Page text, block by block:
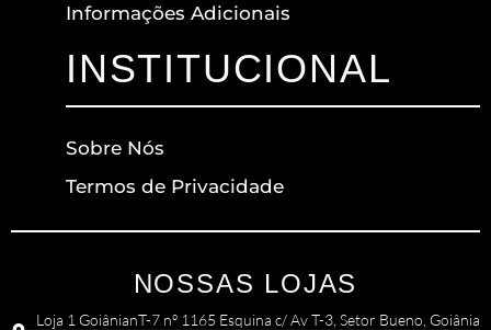
Informações Adicionais
INSTITUCIONAL
Sobre Nós
Termos de Privacidade
NOSSAS LOJAS
Loja 1 GoiânianT-7 nº 1165 Esquina c/ Av T-3, Setor Bueno, Goiânia